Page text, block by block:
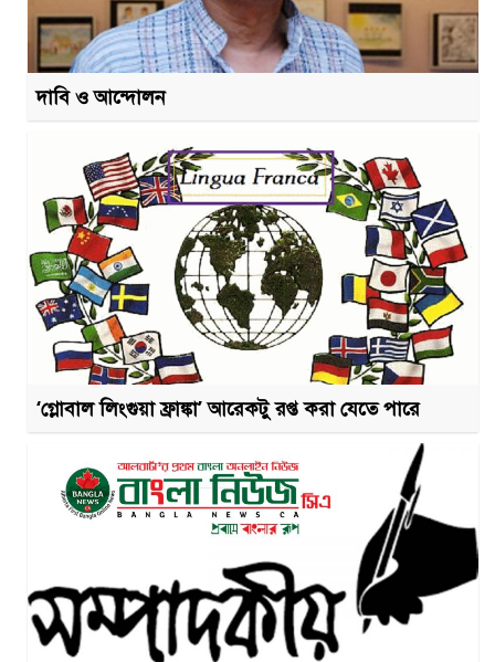
দাবি ও আন্দোলন
‘গ্লোবাল লিংগুয়া ফ্রাঙ্কা’ আরেকটু রপ্ত করা যেতে পারে